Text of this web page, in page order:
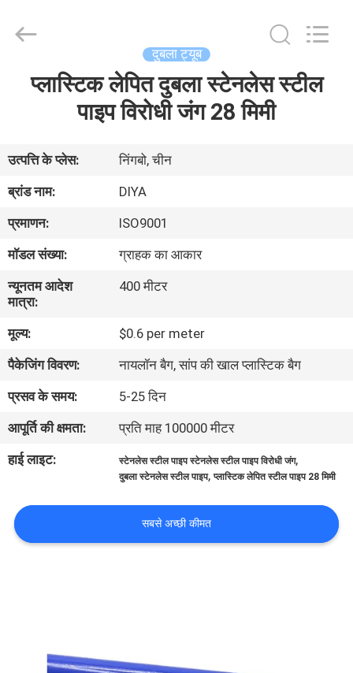
हमारे
बारे
कारखाना
गुणवत्ता
नियंत्रण
संपर्क
समाचार
उद्धरण
दुबला ट्यूब
प्लास्टिक लेपित दुबला स्टेनलेस स्टील
पाइप विरोधी जंग 28 मिमी
उत्पत्ति के प्लेस:
निंगबो, चीन
ब्रांड नाम:
DIYA
प्रमाणन:
ISO9001
मॉडल संख्या:
ग्राहक का आकार
न्यूनतम आदेश
मात्रा:
400 मीटर
मूल्य:
$0.6 per meter
पैकेजिंग विवरण:
नायलॉन बैग, सांप की खाल प्लास्टिक बैग
प्रसव के समय:
5-25 दिन
आपूर्ति की क्षमता:
प्रति माह 100000 मीटर
हाई लाइट:
स्टेनलेस स्टील पाइप स्टेनलेस स्टील पाइप विरोधी जंग,
दुबला स्टेनलेस स्टील पाइप,प्लास्टिक लेपित स्टील पाइप 28 मिमी
सबसे अच्छी कीमत